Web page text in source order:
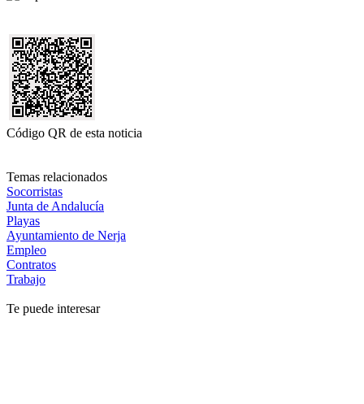
Código QR de esta noticia
Temas relacionados
Socorristas
Junta de Andalucía
Playas
Ayuntamiento de Nerja
Empleo
Contratos
Trabajo
Te puede interesar